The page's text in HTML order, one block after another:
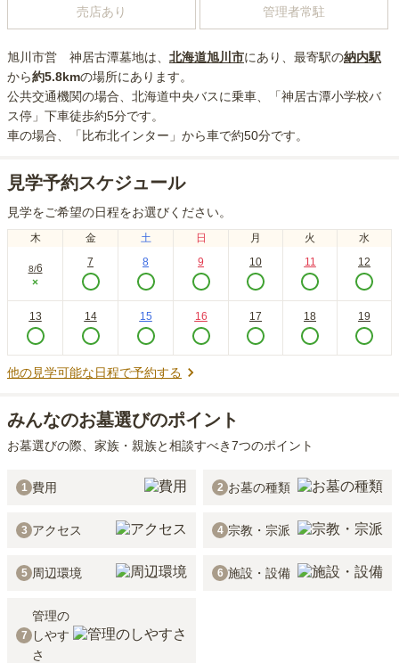
売店あり 管理者常駐
旭川市営 神居古潭墓地は、 北海道旭川市にあり 、最寄駅の納内駅
から約5.8kmの場所にあり ます。
公共交通機関の場合 、北海道中央バスに乗車、「神居古潭小学校バ
ス停」下車徒歩約5分です。
車の場合 、「比布北インター」から車で約50分です。
見学予約スケジュール
見学をご希望の日程をお選びください。
木 金 土 日 月 火 水
8/6
×
7 8 9 10 11 12
13 14 15 16 17 18 19
他の見学可能な日程で予約する
みんなのお墓選びのポイント
お墓選びの際、家族・親族と相談すべき7つのポイント
1 費用 2 お墓の種類
3 アクセス 4 宗教・宗派
5 周辺環境 6 施設・設備
7
管理の
しやす
さ